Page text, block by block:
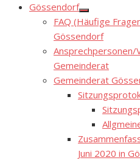
Gössendorf
Show
sub
menu
FAQ (Häufige
Gössendorf
Gemeinderat
Gemeinderat
Juni 2020 in